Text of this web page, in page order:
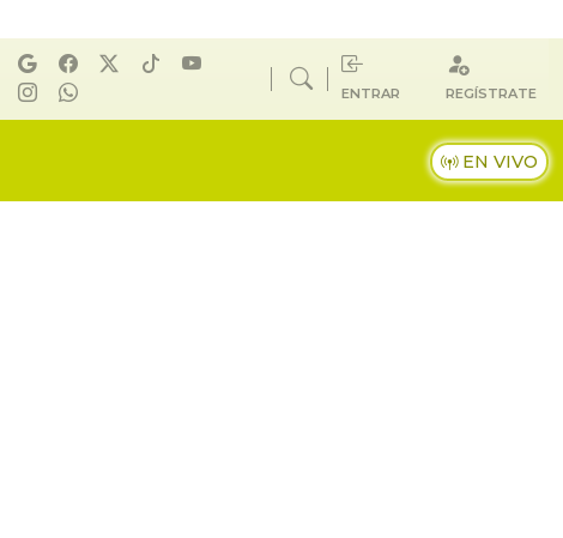
ENTRAR REGÍSTRATE
EN VIVO